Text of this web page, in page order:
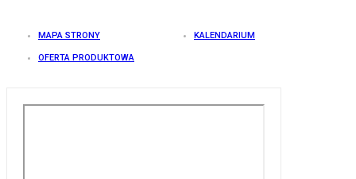
MAPA STRONY KALENDARIUM
OFERTA PRODUKTOWA